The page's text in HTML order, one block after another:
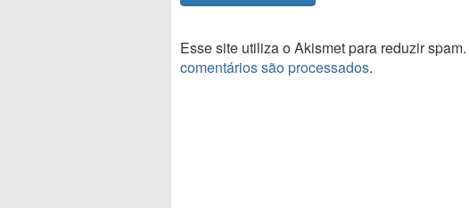
Esse site utiliza o Akismet para reduzir spam.
comentários são processados.